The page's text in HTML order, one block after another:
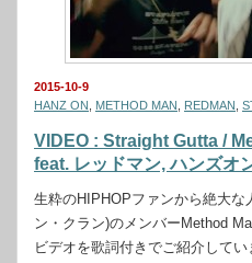
2015-10-9
HANZ ON
METHOD MAN REDMAN
VIDEO : Straight Gutta /
feat. レッドマン, ハンズオ
生粋のHIPHOPファンから絶大な
ン・クラン)のメンバーMethod
ビデオを歌詞付きでご紹介して